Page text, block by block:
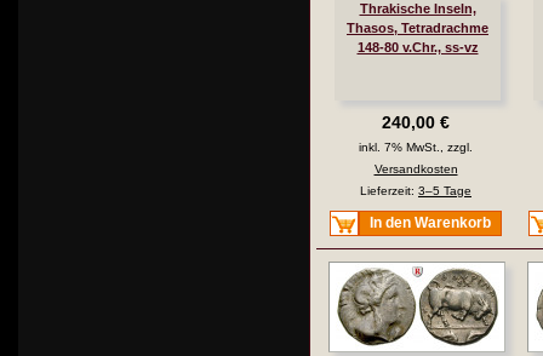
Thrakische Inseln,
Thasos, Tetradrachme
148-80 v.Chr., ss-vz
240,00 €
inkl. 7% MwSt., zzgl.
Versandkosten
Lieferzeit: 3–5 Tage
In den Warenkorb